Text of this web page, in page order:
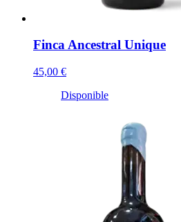
Finca Ancestral Unique
45,00 €
Disponible